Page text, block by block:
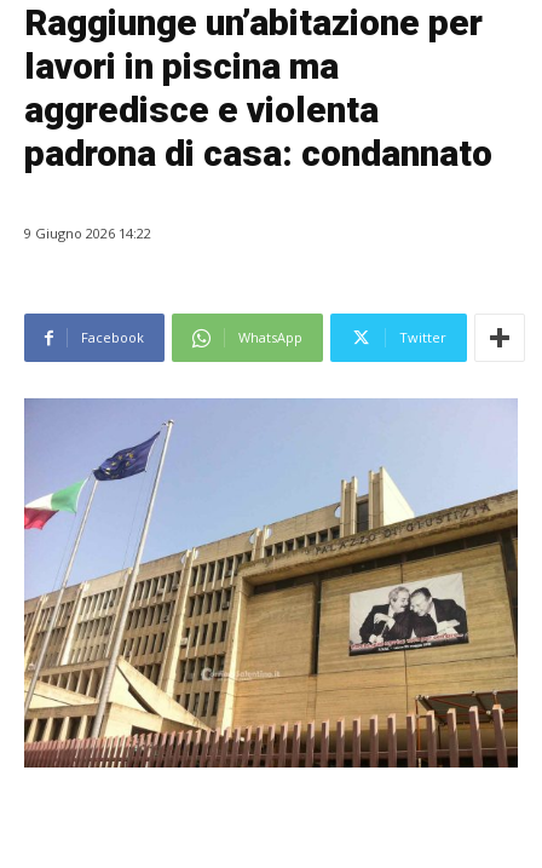
Raggiunge un’abitazione per
lavori in piscina ma
aggredisce e violenta
padrona di casa: condannato
9 Giugno 2026 14:22
Facebook WhatsApp Twitter